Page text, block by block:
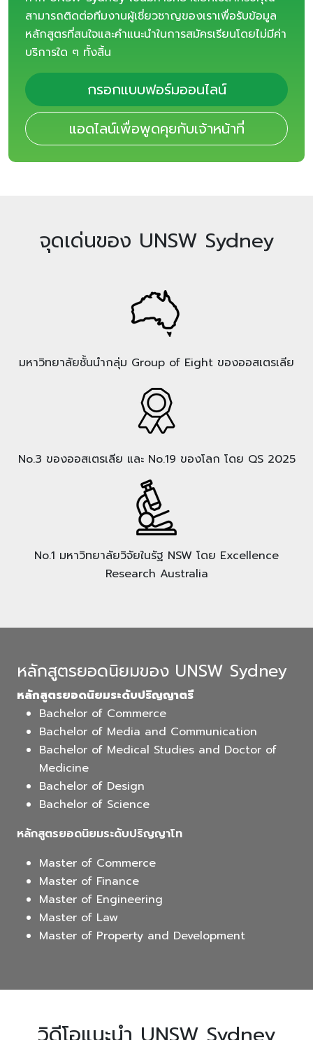
สามารถติดต่อทีมงานผู้เชี่ยวชาญของเราเพื่อรับข้อมูล
หลักสูตรที่สนใจและคำแนะนำในการสมัครเรียนโดยไม่มีค่า
บริการใด ๆ ทั้งสิ้น
กรอกแบบฟอร์มออนไลน์
แอดไลน์เพื่อพูดคุยกับเจ้าหน้าที่
จุดเด่นของ UNSW Sydney
มหาวิทยาลัยชั้นนำกลุ่ม Group of Eight ของออสเตรเลีย
No.3 ของออสเตรเลีย และ No.19 ของโลก โดย QS 2025
No.1 มหาวิทยาลัยวิจัยในรัฐ NSW โดย Excellence
Research Australia
หลักสูตรยอดนิยมของ UNSW Sydney
หลักสูตรยอดนิยมระดับปริญญาตรี
Bachelor of Commerce
Bachelor of Media and Communication
Bachelor of Medical Studies and Doctor of
Medicine
Bachelor of Design
Bachelor of Science
หลักสูตรยอดนิยมระดับปริญญาโท
Master of Commerce
Master of Finance
Master of Engineering
Master of Law
Master of Property and Development